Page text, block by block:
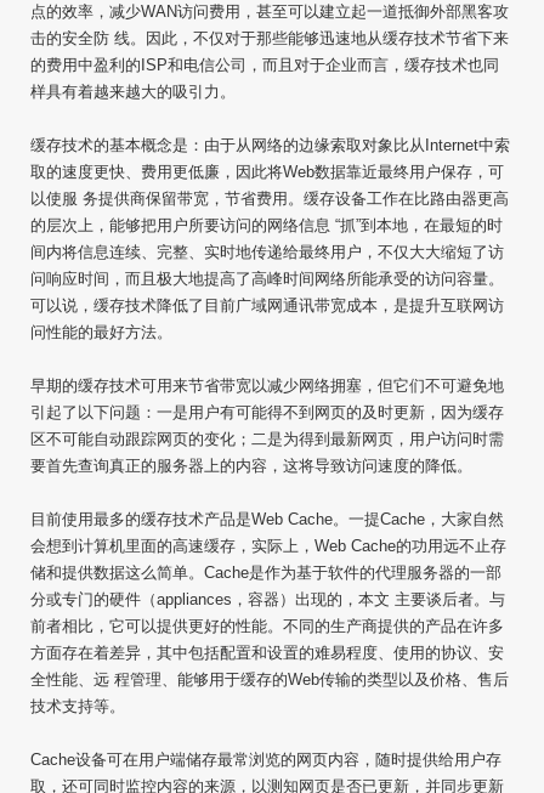
点的效率，减少WAN访问费用，甚至可以建立起一道抵御外部黑客攻
击的安全防 线。因此，不仅对于那些能够迅速地从缓存技术节省下来
的费用中盈利的ISP和电信公司，而且对于企业而言，缓存技术也同
样具有着越来越大的吸引力。
缓存技术的基本概念是：由于从网络的边缘索取对象比从Internet中索
取的速度更快、费用更低廉，因此将Web数据靠近最终用户保存，可
以使服 务提供商保留带宽，节省费用。缓存设备工作在比路由器更高
的层次上，能够把用户所要访问的网络信息 “抓”到本地，在最短的时
间内将信息连续、完整、实时地传递给最终用户，不仅大大缩短了访
问响应时间，而且极大地提高了高峰时间网络所能承受的访问容量。
可以说，缓存技术降低了目前广域网通讯带宽成本，是提升互联网访
问性能的最好方法。
早期的缓存技术可用来节省带宽以减少网络拥塞，但它们不可避免地
引起了以下问题：一是用户有可能得不到网页的及时更新，因为缓存
区不可能自动跟踪网页的变化；二是为得到最新网页，用户访问时需
要首先查询真正的服务器上的内容，这将导致访问速度的降低。
目前使用最多的缓存技术产品是Web Cache。一提Cache，大家自然
会想到计算机里面的高速缓存，实际上，Web Cache的功用远不止存
储和提供数据这么简单。Cache是作为基于软件的代理服务器的一部
分或专门的硬件（appliances，容器）出现的，本文 主要谈后者。与
前者相比，它可以提供更好的性能。不同的生产商提供的产品在许多
方面存在着差异，其中包括配置和设置的难易程度、使用的协议、安
全性能、远 程管理、能够用于缓存的Web传输的类型以及价格、售后
技术支持等。
Cache设备可在用户端储存最常浏览的网页内容，随时提供给用户存
取，还可同时监控内容的来源，以测知网页是否已更新，并同步更新